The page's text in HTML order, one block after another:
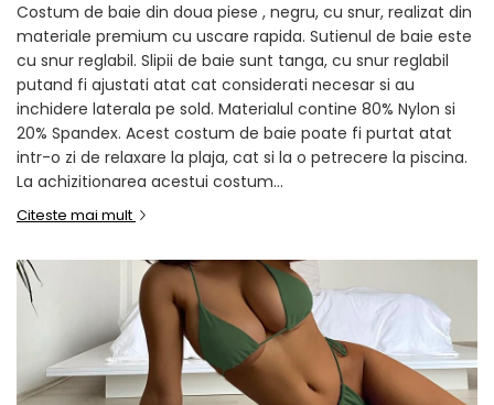
Costum de baie din doua piese , negru, cu snur, realizat din
materiale premium cu uscare rapida. Sutienul de baie este
cu snur reglabil. Slipii de baie sunt tanga, cu snur reglabil
putand fi ajustati atat cat considerati necesar si au
inchidere laterala pe sold. Materialul contine 80% Nylon si
20% Spandex. Acest costum de baie poate fi purtat atat
intr-o zi de relaxare la plaja, cat si la o petrecere la piscina.
La achizitionarea acestui costum...
Citeste mai mult